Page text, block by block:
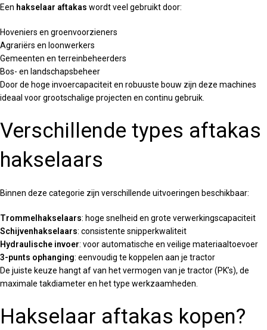
Een hakselaar aftakas wordt veel gebruikt door:
Hoveniers en groenvoorzieners
Agrariërs en loonwerkers
Gemeenten en terreinbeheerders
Bos- en landschapsbeheer
Door de hoge invoercapaciteit en robuuste bouw zijn deze machines
ideaal voor grootschalige projecten en continu gebruik.
Verschillende types aftakas
hakselaars
Binnen deze categorie zijn verschillende uitvoeringen beschikbaar:
Trommelhakselaars: hoge snelheid en grote verwerkingscapaciteit
Schijvenhakselaars: consistente snipperkwaliteit
Hydraulische invoer: voor automatische en veilige materiaaltoevoer
3-punts ophanging: eenvoudig te koppelen aan je tractor
De juiste keuze hangt af van het vermogen van je tractor (PK’s), de
maximale takdiameter en het type werkzaamheden.
Hakselaar aftakas kopen?